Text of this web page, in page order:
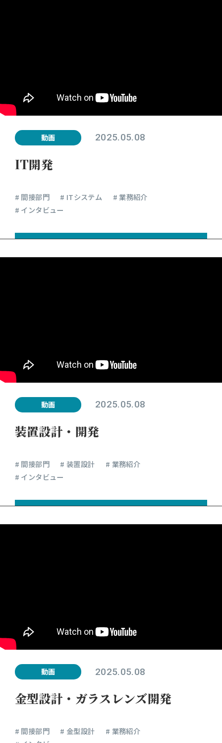
動画 2025.05.08
IT開発
# 間接部門 # ITシステム
# 業務紹介
# インタビュー
動画 2025.05.08
装置設計・開発
# 間接部門 # 装置設計
# 業務紹介
# インタビュー
動画 2025.05.08
金型設計・ガラスレンズ開発
# 間接部門 # 金型設計
# 業務紹介